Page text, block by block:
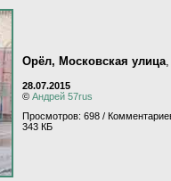
Орёл, Московская улица
28.07.2015
© Андрей 57rus
Просмотров: 698 /
343 КБ